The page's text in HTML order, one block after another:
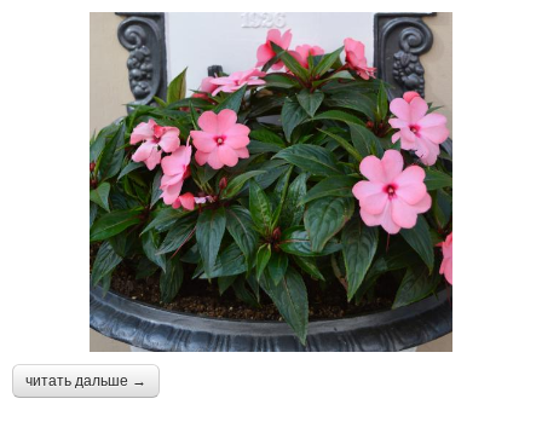
читать дальше →